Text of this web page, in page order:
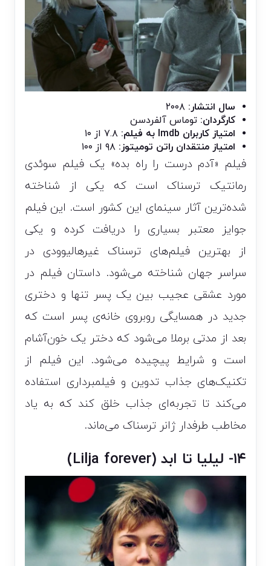
سال انتشار: ۲۰۰۸
کارگردان: توماس آلفردسن
امتیاز کاربران Imdb به فیلم:
۷.۸ از ۱۰
امتیاز منتقدان راتن تومیتوز: ۹۸ از ۱۰۰
فیلم «آدم درست را راه بده» یک فیلم سوئدی
رمانتیک ترسناک است که یکی از شناخته
شده‌ترین آثار سینمای این کشور است. این فیلم
جوایز معتبر بسیاری را دریافت کرده و یکی
از بهترین فیلم‌های ترسناک غیرهالیوودی در
سراسر جهان شناخته می‌شود. داستان فیلم در
مورد عشقی عجیب بین یک پسر تنها و دختری
جدید در همسایگی روبروی خانه‌ی پسر است که
بعد از مدتی برملا می‌شود که دختر یک خون‌آشام
است و شرایط پیچیده می‌شود. این فیلم از
تکنیک‌های جذاب تدوین و فیلمبرداری استفاده
می‌کند تا تجربه‌ای جذاب خلق کند که به یاد
مخاطب طرفدار ژانر ترسناک می‌ماند.
۱۴- لیلیا تا ابد (Lilja forever)